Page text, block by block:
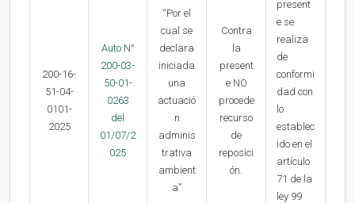
200-16-
51-04-
0101-
2025
Auto N°
200-03-
50-01-
0263
del
01/07/2
025
“Por el
cual se
declara
iniciada
una
actuació
n
adminis
trativa
ambient
a”
Contra
la
present
e NO
procede
recurso
de
reposici
ón.
present
e se
realiza
de
conformi
dad con
lo
establec
ido en el
artículo
71 de la
ley 99